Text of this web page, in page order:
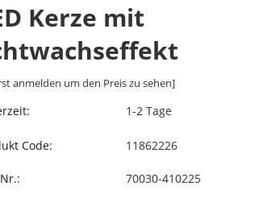
Kerze mit
anmelden um den Preis zu sehen]
1-2 Tage
Code: 11862226
70030-410225